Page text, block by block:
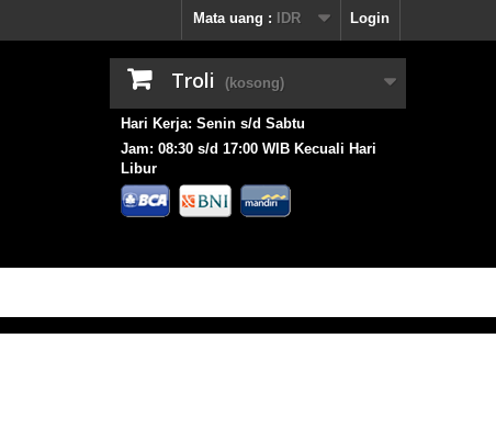
Login
Mata uang : IDR
Troli (kosong)
Hari Kerja: Senin s/d Sabtu
Jam: 08:30 s/d 17:00 WIB Kecuali Hari
Libur